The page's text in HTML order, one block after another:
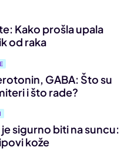
Kako prošla upala
od raka
GABA: Što su
i što rade?
sigurno biti na suncu:
kože